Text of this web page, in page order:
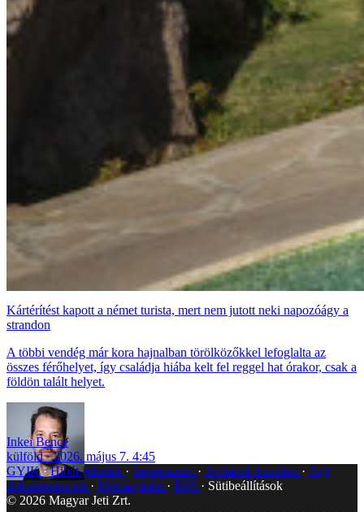
Kártérítést kapott a német turista, mert nem jutott neki napozóágy a
strandon
A többi vendég már kora hajnalban törölközőkkel lefoglalta az
összes férőhelyet, így családja hiába kelt fel reggel hat órakor, csak a
földön talált helyet.
Inkei Bence
külföld
2026. május 7. 4:45
GYIK Hibát jelentek Impresszum Javítások kezelése
Jogi
dokumentumok
Médiaajánlat RSS
Sütibeállítások
© 2026 Magyar Jeti Zrt.